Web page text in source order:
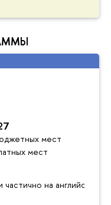
мест
мест
на английском